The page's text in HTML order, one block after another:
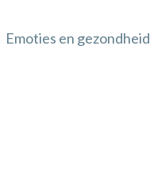
Emoties en gezondheid